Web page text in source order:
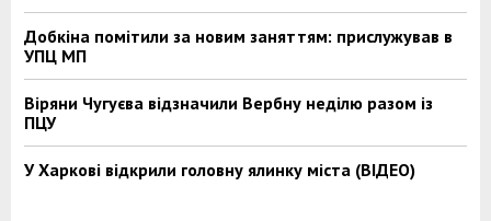
Добкіна помітили за новим заняттям: прислужував в
УПЦ МП
Віряни Чугуєва відзначили Вербну неділю разом із
ПЦУ
У Харкові відкрили головну ялинку міста (ВІДЕО)